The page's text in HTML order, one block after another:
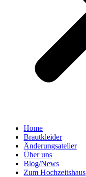
Home
Brautkleider
Änderungsatelier
Über uns
Blog/News
Zum Hochzeitshaus